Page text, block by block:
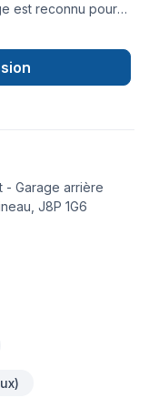
est reconnu pour
Béton,
Coffrage,
Démolition,
Levage de maison,
Plancher,
de lumière,
Salle de bain,
de joint, Toiture.
- Garage arrière
J8P 1G6